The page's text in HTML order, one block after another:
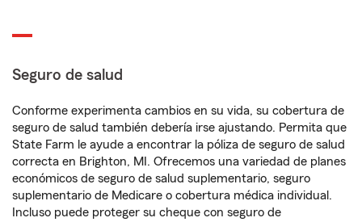
Seguro de salud
Conforme experimenta cambios en su vida, su cobertura de
seguro de salud también debería irse ajustando. Permita que
State Farm le ayude a encontrar la póliza de seguro de salud
correcta en Brighton, MI. Ofrecemos una variedad de planes
económicos de seguro de salud suplementario, seguro
suplementario de Medicare o cobertura médica individual.
Incluso puede proteger su cheque con seguro de